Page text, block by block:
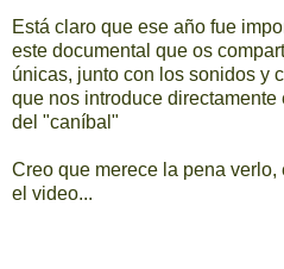
Está claro que ese año fue
este documental que os
únicas, junto con los sonidos y
que nos introduce
del "caníbal"
Creo que merece la pena
el video...